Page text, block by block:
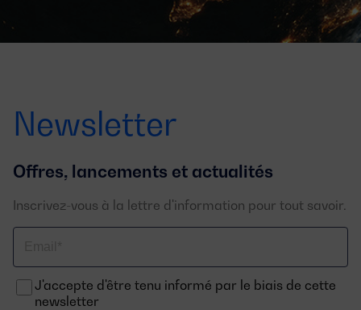
Newsletter
Offres, lancements et actualités
Inscrivez-vous à la lettre d'information pour tout savoir.
J'accepte d'être tenu informé par le biais de cette
newsletter